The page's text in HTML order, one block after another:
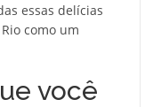
essas delícias
como um
você